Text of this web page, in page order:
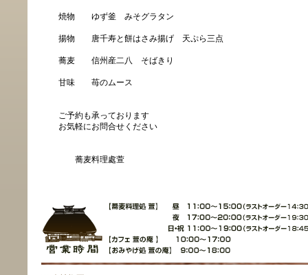
焼物 ゆず釜 みそグラタン
揚物 唐千寿と餅はさみ揚げ 天ぷら三点
蕎麦 信州産二八 そばきり
甘味 苺のムース
ご予約も承っております
お気軽にお問合せください
蕎麦料理處萱